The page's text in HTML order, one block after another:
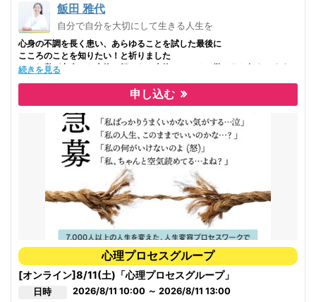
④プロセスグループ数十回以上参加。休むことなく学び、自分
を癒し続けている。
⑤1day講座後に学びを深めたい方へのフォローアップ有り
⑥講座は参加者のニーズに合わせた、多くの実体験から伝える
「分かり易い」「楽しい」内容だと定評
飯田 雅代
自分で自分を大切にして生きる人生を
心身の不調を長く患い、あらゆることを試した最後に
こころのことを知りたい！と祈りました
そんな私が出会った本物の師からの本物のこころの学びをお伝えします
全くの初心者の方でも大丈夫な基本のきの講座！
基本だけど、超奥深い、癒しをする中でも何度も何度もここに戻って確か
ホンキの基本講座です！
学んだできた方には、これまでわからなかったところが分かると思います
心の仕組みを知ってから自分を癒すことで、【こんな自分はダメ】にどっ
ぷりつかまり切るところから抜け出して、好奇心を持って自己探求を進め
私は、最初にこの学びに出会ったときには考えられないくらい元気になり
欧米では最もポピュラーな人格構造学（キャラクトロロジー）を
日本人向けにわかりやすく実践的にまとめあげられたのがキャラクトロジ
ー心理学
知って損はない学びです。
続きを見る
申し込む
心理プロセスグループ
[オンライン]8/11(土)「心理プロセスグループ」
日時
2026/8/11 10:00 ～ 2026/8/11 13:00